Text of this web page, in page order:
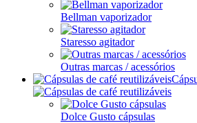
Bellman vaporizador
Staresso agitador
Outras marcas / acessórios
Dolce Gusto cápsulas